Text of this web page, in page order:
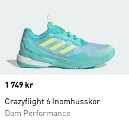
Price
1 749 kr
Crazyflight 6 Inomhusskor
Dam Performance